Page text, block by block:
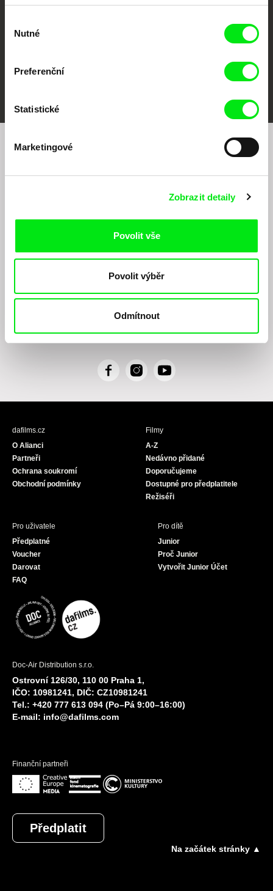
souhlasu
Nutné
Preferenční
Statistické
Marketingové
Zobrazit detaily
Povolit vše
Povolit výběr
Odmítnout
Chcete být pravidelně informováni o našem
elektronickými prostředky a souvisejícím zpracováním osobních údajů pro účely
Zásady zpracování osobních údajů, textu rozumím a souhlasím s ním, přičemž
F
c
I
s
Y
u
dafilms.cz
O Alianci
Partneři
Ochrana soukromí
Obchodní podmínky
Filmy
A-Z
Nedávno přidané
Doporučujeme
Dostupné pro předplatitele
Režiséři
Pro uživatele
Předplatné
Voucher
Darovat
FAQ
Pro dítě
Junior
Proč Junior
Vytvořit Junior Účet
Doc-Air Distribution s.r.o.
Ostrovní 126/30, 110 00 Praha 1,
IČO: 10981241, DIČ: CZ10981241
Tel.: +420 777 613 094 (Po–Pá 9:00–16:00)
E-mail: info@dafilms.com
Finanční partneři
Předplatit
Na začátek stránky ▲